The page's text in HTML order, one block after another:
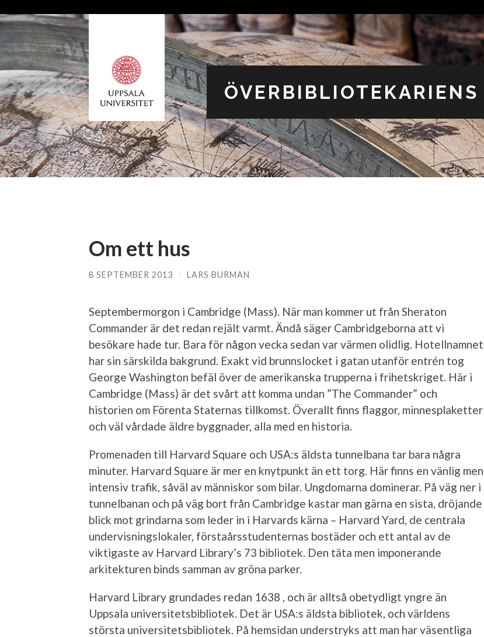
ÖVERBIBLIOTEKARIENS
Om ett hus
8 SEPTEMBER 2013 / LARS BURMAN
Septembermorgon i Cambridge (Mass). När man kommer ut från Sheraton
Commander är det redan rejält varmt. Ändå säger Cambridgeborna att vi
besökare hade tur. Bara för någon vecka sedan var värmen olidlig. Hotellnamnet
har sin särskilda bakgrund. Exakt vid brunnslocket i gatan utanför entrén tog
George Washington befäl över de amerikanska trupperna i frihetskriget. Här i
Cambridge (Mass) är det svårt att komma undan ”The Commander” och
historien om Förenta Staternas tillkomst. Överallt finns flaggor, minnesplaketter
och väl vårdade äldre byggnader, alla med en historia.
Promenaden till Harvard Square och USA:s äldsta tunnelbana tar bara några
minuter. Harvard Square är mer en knytpunkt än ett torg. Här finns en vänlig men
intensiv trafik, såväl av människor som bilar. Ungdomarna dominerar. På väg ner i
tunnelbanan och på väg bort från Cambridge kastar man gärna en sista, dröjande
blick mot grindarna som leder in i Harvards kärna – Harvard Yard, de centrala
undervisningslokaler, förstaårsstudenternas bostäder och ett antal av de
viktigaste av Harvard Library’s 73 bibliotek. Den täta men imponerande
arkitekturen binds samman av gröna parker.
Harvard Library grundades redan 1638 , och är alltså obetydligt yngre än
Uppsala universitetsbibliotek. Det är USA:s äldsta bibliotek, och världens
största universitetsbibliotek. På hemsidan understryks att man har väsentliga